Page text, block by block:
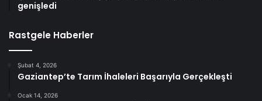
genişledi
Rastgele Haberler
Şubat 4, 2026
Gaziantep’te Tarım İhaleleri Başarıyla Gerçekleşti
Ocak 14, 2026